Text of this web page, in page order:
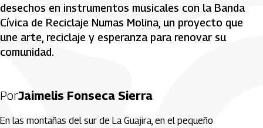
desechos en instrumentos musicales con la Banda
Cívica de Reciclaje Numas Molina, un proyecto que
une arte, reciclaje y esperanza para renovar su
comunidad.
PorJaimelis Fonseca Sierra
En las montañas del sur de La Guajira, en el pequeño